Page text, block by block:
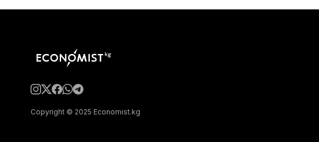
Copyright © 2025 Economist.kg